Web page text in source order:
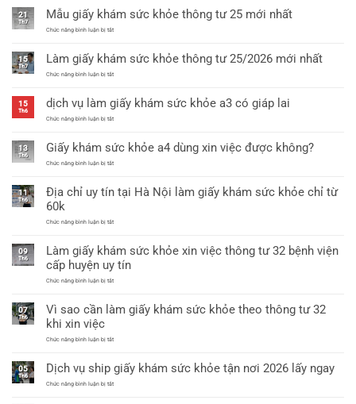
21
Th7
Mẫu giấy khám sức khỏe thông tư 25 mới nhất
Chức năng bình luận bị tắtở
khám
sức
khỏe
25
mới
nhất
15
Th7
Làm giấy khám sức khỏe thông tư 25/2026 mới nhất
Chức năng bình luận bị tắtở
khám
sức
khỏe
25/2026
mới
nhất
15
Th6
dịch vụ làm giấy khám sức khỏe a3 có giáp lai
Chức năng bình luận bị tắtở
làm
giấy
khám
a3
có
13
Th6
Giấy khám sức khỏe a4 dùng xin việc được không?
Chức năng bình luận bị tắtở
sức
khỏe
xin
không?
11
Th6
Địa chỉ uy tín tại Hà Nội làm giấy khám sức khỏe chỉ từ
60k
Chức năng bình luận bị tắtở
uy
tín
tại
Nội
khám
từ
09
Th6
Làm giấy khám sức khỏe xin việc thông tư 32 bệnh viện
cấp huyện uy tín
Chức năng bình luận bị tắtở
khám
sức
việc
32
bệnh
viện
07
Th6
Vì sao cần làm giấy khám sức khỏe theo thông tư 32
khi xin việc
Chức năng bình luận bị tắtở
cần
làm
giấy
05
Th6
Dịch vụ ship giấy khám sức khỏe tận nơi 2026 lấy ngay
Chức năng bình luận bị tắtở